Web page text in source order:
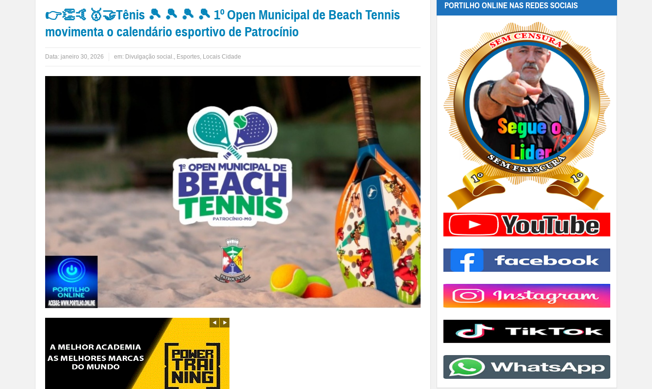
👉👏🤙🥇🤝Tênis 🎾 🎾 🎾 🎾 1º Open Municipal de Beach Tennis
movimenta o calendário esportivo de Patrocínio
Data: janeiro 30, 2026 em: Divulgação social., Esportes, Locais Cidade
PORTILHO ONLINE NAS REDES SOCIAIS